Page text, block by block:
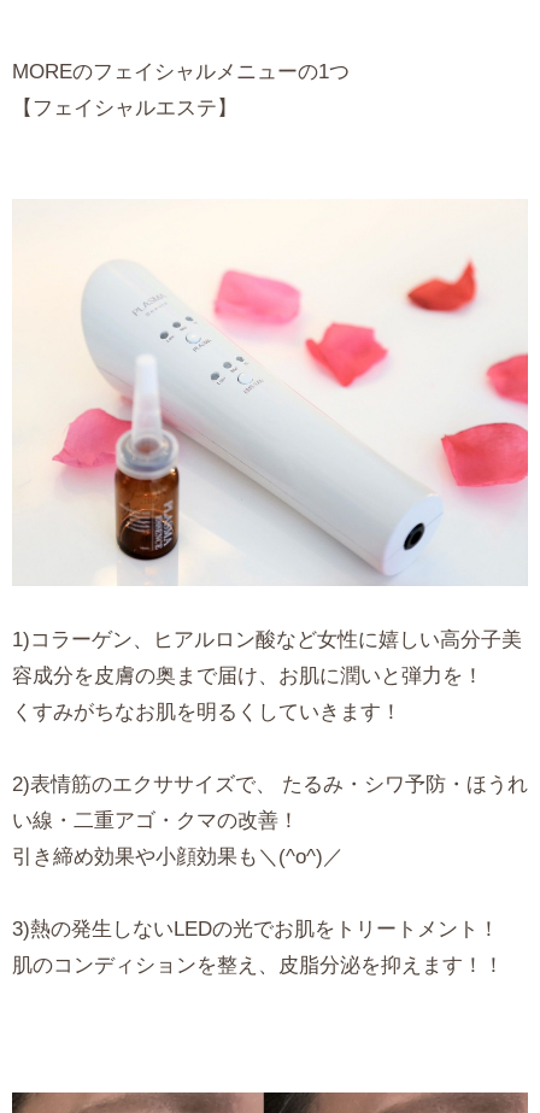
MOREのフェイシャルメニューの1つ
【フェイシャルエステ】
1)コラーゲン、ヒアルロン酸など女性に嬉しい高分子美
容成分を皮膚の奥まで届け、お肌に潤いと弾力を！
くすみがちなお肌を明るくしていきます！
2)表情筋のエクササイズで、 たるみ・シワ予防・ほうれ
い線・二重アゴ・クマの改善！
引き締め効果や小顔効果も＼(^o^)／
3)熱の発生しないLEDの光でお肌をトリートメント！
肌のコンディションを整え、皮脂分泌を抑えます！！